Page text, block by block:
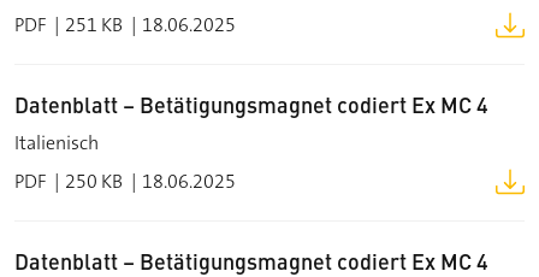
PDF
251 KB 18.06.2025
Datenblatt – Betätigungsmagnet codiert Ex MC 4
Italienisch
PDF
250 KB 18.06.2025
Datenblatt – Betätigungsmagnet codiert Ex MC 4